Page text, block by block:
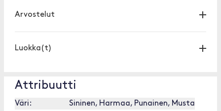
Arvostelut
Luokka(t)
Attribuutti
Väri:
Sininen, Harmaa, Punainen, Musta